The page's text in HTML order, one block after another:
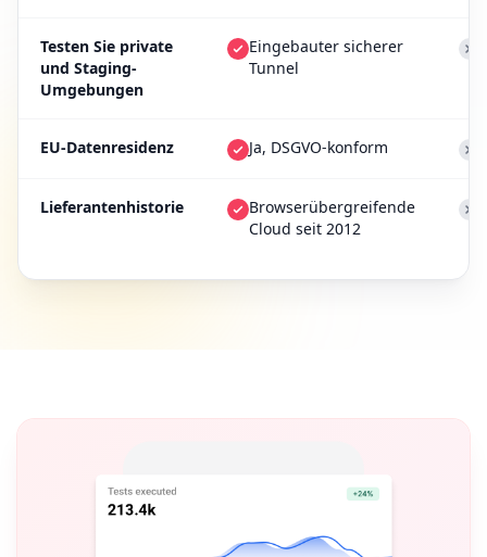
Testen Sie private
und Staging-
Umgebungen
Eingebauter sicherer
Tunnel
EU-Datenresidenz Ja, DSGVO-konform
Lieferantenhistorie
Browserübergreifende
Cloud seit 2012